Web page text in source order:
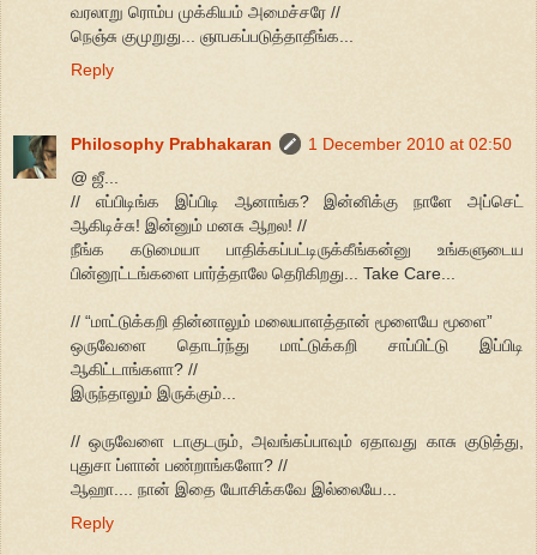
வரலாறு ரொம்ப முக்கியம் அமைச்சரே //
நெஞ்சு குமுறுது... ஞாபகப்படுத்தாதீங்க...
Reply
Philosophy Prabhakaran
1 December 2010 at 02:50
@ ஜீ...
// எப்பிடிங்க இப்பிடி ஆனாங்க? இன்னிக்கு நாளே அப்செட்
ஆகிடிச்சு! இன்னும் மனசு ஆறல! //
நீங்க கடுமையா பாதிக்கப்பட்டிருக்கீங்கன்னு உங்களுடைய
பின்னூட்டங்களை பார்த்தாலே தெரிகிறது... Take Care...
// “மாட்டுக்கறி தின்னாலும் மலையாளத்தான் மூளையே மூளை”
ஒருவேளை தொடர்ந்து மாட்டுக்கறி சாப்பிட்டு இப்பிடி
ஆகிட்டாங்களா? //
இருந்தாலும் இருக்கும்...
// ஒருவேளை டாகுடரும், அவங்கப்பாவும் ஏதாவது காசு குடுத்து,
புதுசா ப்ளான் பண்றாங்களோ? //
ஆஹா.... நான் இதை யோசிக்கவே இல்லையே...
Reply